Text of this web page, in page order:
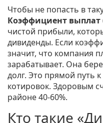
Чтобы не попасть в
Коэффициент выплат
чистой прибыли,
дивиденды. Если
значит, что компания
зарабатывает. Она
долг. Это прямой путь
котировок. Здоровым
районе 40-60%.
Кто такие